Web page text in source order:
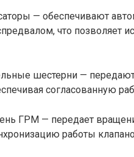
— обеспечивают
что позволяет
шестерни —
согласованную
ГРМ — передает
работы